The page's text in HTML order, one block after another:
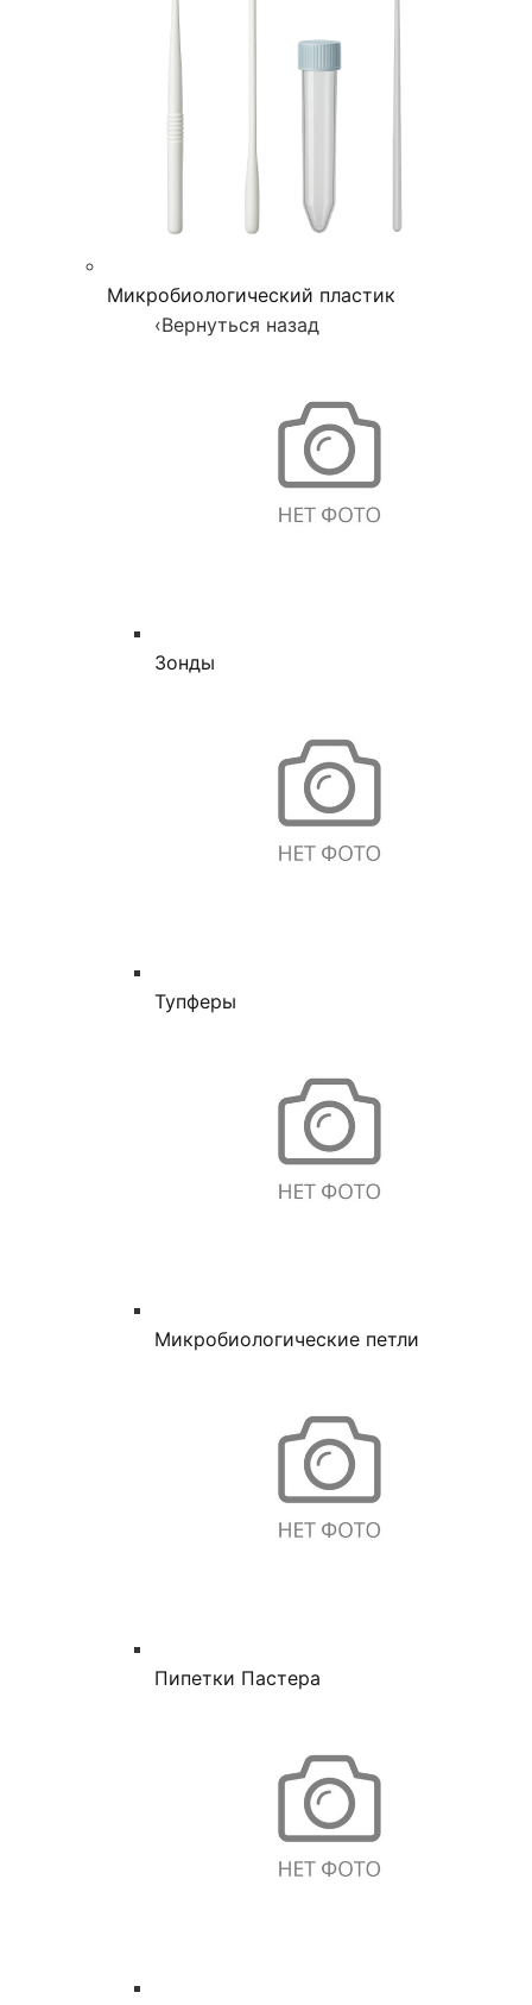
Микробиологический пластик
‹Вернуться назад
Зонды
Тупферы
Микробиологические петли
Пипетки Пастера